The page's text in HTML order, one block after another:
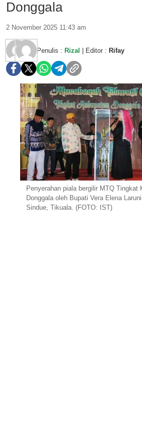
Donggala
2 November 2025 11:43 am
Penulis : Rizal | Editor : Rifay
Penyerahan piala bergilir MTQ Tingkat
Donggala oleh Bupati Vera Elena
Sindue, Tikuala. (FOTO: IST)